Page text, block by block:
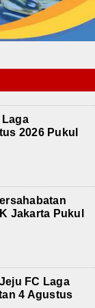
Laga
2026 Pukul
Jakarta Pukul
FC Laga
4 Agustus